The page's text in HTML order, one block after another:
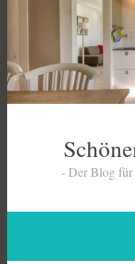
Der Blog für